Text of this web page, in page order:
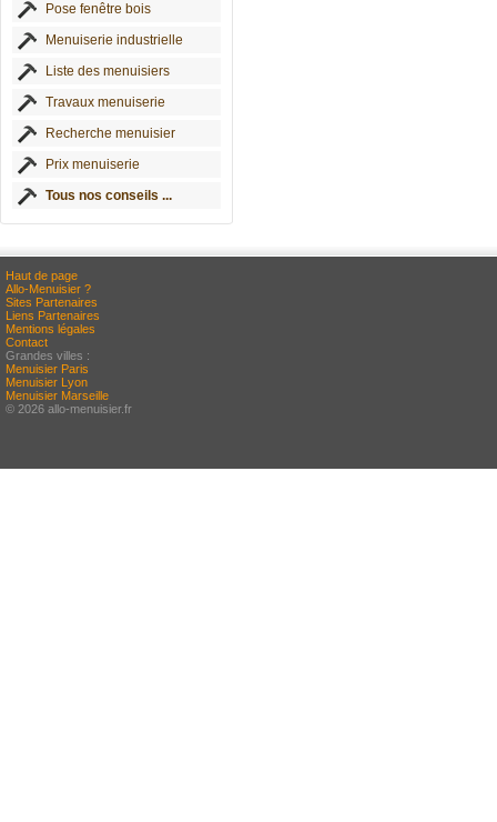
Pose fenêtre bois
Menuiserie industrielle
Liste des menuisiers
Travaux menuiserie
Recherche menuisier
Prix menuiserie
Tous nos conseils ...
Haut de page
Allo-Menuisier ?
Sites Partenaires
Liens Partenaires
Mentions légales
Contact
Grandes villes :
Menuisier Paris
Menuisier Lyon
Menuisier Marseille
© 2026 allo-menuisier.fr